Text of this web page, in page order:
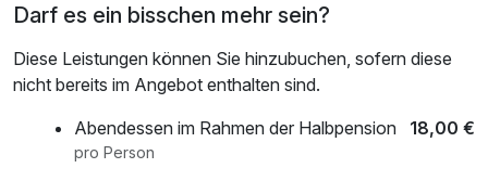
Darf es ein bisschen mehr sein?
Diese Leistungen können Sie hinzubuchen, sofern diese
nicht bereits im Angebot enthalten sind.
Abendessen im Rahmen der Halbpension
18,00 €
pro Person